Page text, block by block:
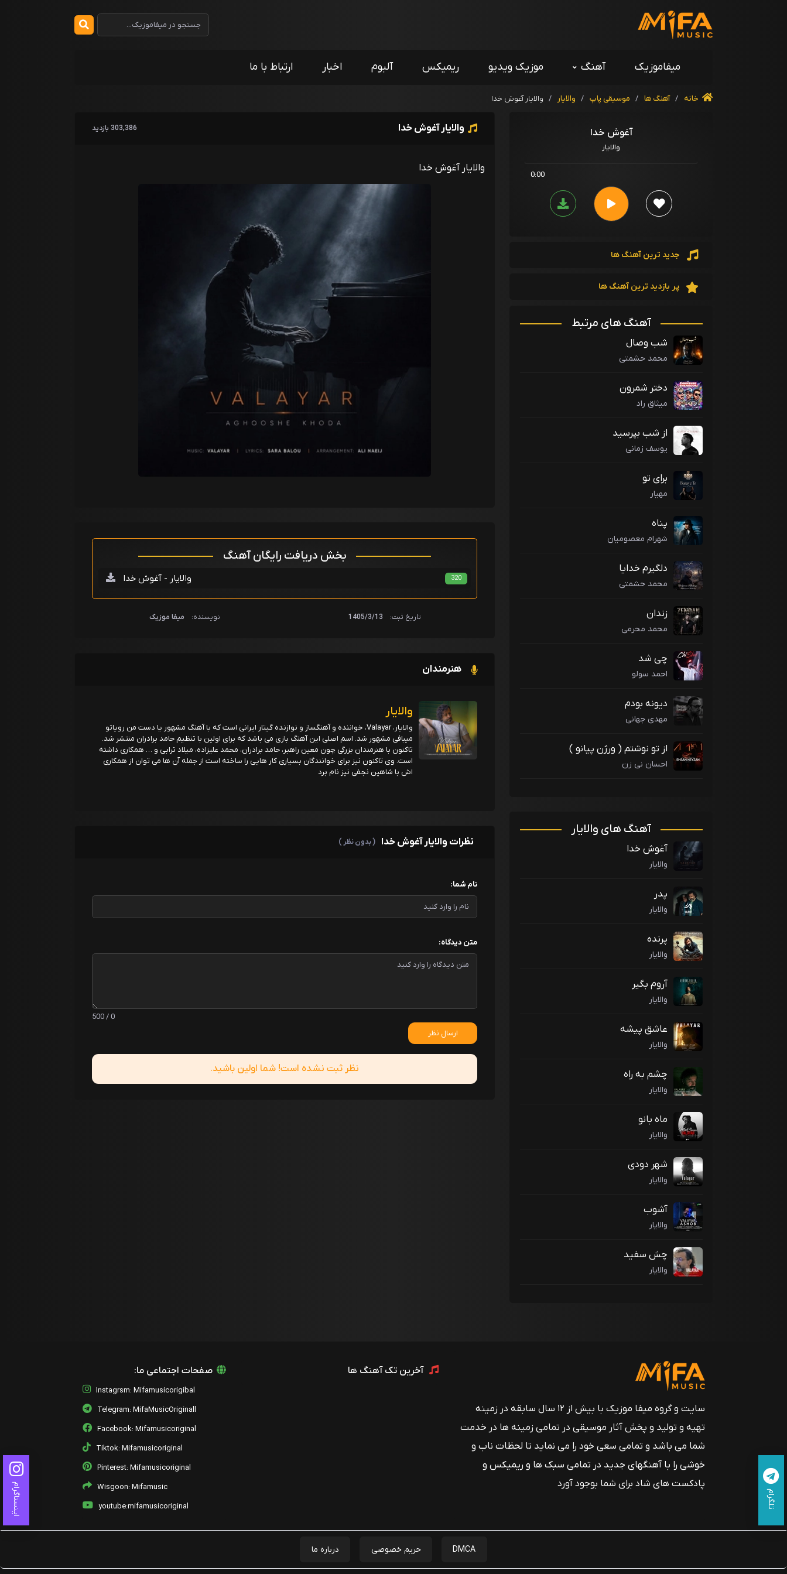
میفاموزیک آهنگ موزیک ویدیو ریمیکس آلبوم اخبار ارتباط با ما
خانه / آهنگ ها / موسیقی پاپ / والایار / والایار آغوش خدا
آغوش خدا
والایار
0:00
جدید ترین آهنگ ها
پر بازدید ترین آهنگ ها
آهنگ های مرتبط
شب وصال
محمد حشمتی
دختر شمرون
میثاق راد
از شب بپرسید
یوسف زمانی
برای تو
مهیار
پناه
شهرام معصومیان
دلگیرم خدایا
محمد حشمتی
زندان
محمد محرمی
چی شد
احمد سولو
دیونه بودم
مهدی جهانی
از تو نوشتم ( ورژن پیانو )
احسان نی زن
آهنگ های والایار
آغوش خدا
والایار
پدر
والایار
پرنده
والایار
آروم بگیر
والایار
عاشق پیشه
والایار
چشم به راه
والایار
ماه بانو
والایار
شهر دودی
والایار
آشوب
والایار
چش سفید
والایار
والایار آغوش خدا 303,386 بازدید
والایار آغوش خدا
بخش دریافت رایگان آهنگ
والایار - آغوش خدا 320
تاریخ ثبت: 1405/3/13 نویسنده: میفا موزیک
هنرمندان
والایار
والایار، Valayar، خواننده و آهنگساز و نوازنده گیتار ایرانی است که با آهنگ مشهور یا دست من رویاتو
میبافی مشهور شد. اسم اصلی این آهنگ بازی می باشد که برای اولین با تنظیم حامد برادران منتشر شد.
تاکنون با هنرمندان بزرگی چون معین راهبر، حامد برادران، محمد علیزاده، میلاد ترابی و … همکاری داشته
است. وی تاکنون نیز برای خوانندگان بسیاری کار هایی را ساخته است از جمله آن ها می توان از همکاری
اش با شاهین نجفی نیز نام برد
نظرات والایار آغوش خدا ( بدون نظر )
نام شما:
متن دیدگاه:
0 / 500
ارسال نظر
نظر ثبت نشده است! شما اولین باشید.
سایت و گروه میفا موزیک با بیش از ۱۲ سال سابقه در زمینه
تهیه و تولید و پخش آثار موسیقی در تمامی زمینه ها در خدمت
شما می باشد و تمامی سعی خود را می نماید تا لحظات ناب و
خوشی را با آهنگهای جدید در تمامی سبک ها و ریمیکس و
پادکست های شاد برای شما بوجود آورد
آخرین تک آهنگ ها صفحات اجتماعی ما:
Instagrsm: Mifamusicorigibal
Telegram: MifaMusicOriginall
Facebook: Mifamusicoriginal
Tiktok: Mifamusicoriginal
Pinterest: Mifamusicoriginal
Wisgoon: Mifamusic
youtube:mifamusicoriginal
DMCA حریم خصوصی درباره ما
اینستاگرام تلگرام